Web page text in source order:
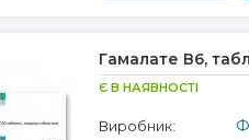
Гамалате В6,
Є В НАЯВНОСТІ
Виробник: